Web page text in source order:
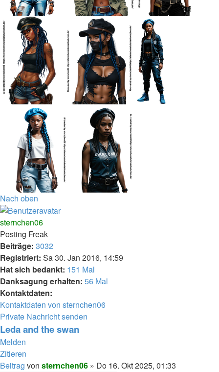
Nach oben
sternchen06
Posting Freak
Beiträge: 3032
Registriert: Sa 30. Jan 2016, 14:59
Hat sich bedankt: 151 Mal
Danksagung erhalten: 56 Mal
Kontaktdaten:
Kontaktdaten von sternchen06
Private Nachricht senden
Leda and the swan
Melden
Zitieren
Beitrag von sternchen06 » Do 16. Okt 2025, 01:33